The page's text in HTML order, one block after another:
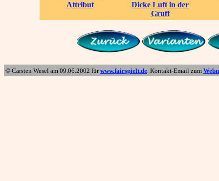
Attribut
Dicke Luft in der
Gruft
© Carsten Wesel am 09.06.2002 fürwww.fairspielt.de. Kontakt-Email zum